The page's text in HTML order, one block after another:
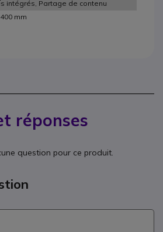
intégrés, Partage de contenu
mm
réponses
question pour ce produit.